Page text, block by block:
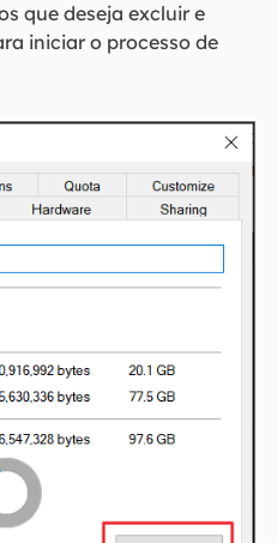
que deseja excluir e
iniciar o processo de